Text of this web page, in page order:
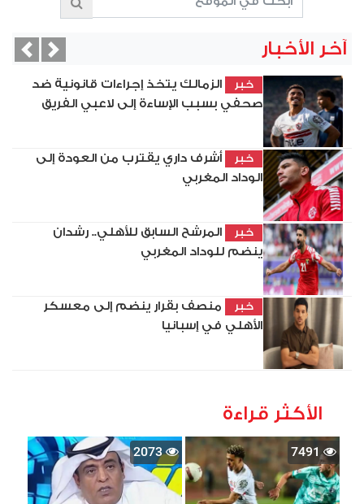
آخر الأخبار
خبر
الزمالك يتخذ إجراءات قانونية ضد
صحفي بسبب الإساءة إلى لاعبي الفريق
خبر
أشرف داري يقترب من العودة إلى
الوداد المغربي
خبر
المرشح السابق للأهلي.. رشدان
ينضم للوداد المغربي
خبر
منصف بقرار ينضم إلى معسكر
الأهلي في إسبانيا
Next
الأكثر قراءة
7491
2073